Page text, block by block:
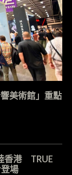
美術館」重點
香港 TRUE
場